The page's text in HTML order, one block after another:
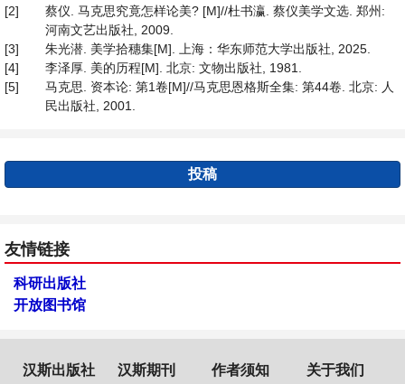
[2]
蔡仪. 马克思究竟怎样论美? [M]//杜书瀛. 蔡仪美学文选. 郑州:
河南文艺出版社, 2009.
[3]
朱光潜. 美学拾穗集[M]. 上海：华东师范大学出版社, 2025.
[4]
李泽厚. 美的历程[M]. 北京: 文物出版社, 1981.
[5]
马克思. 资本论: 第1卷[M]//马克思恩格斯全集: 第44卷. 北京: 人
民出版社, 2001.
投稿
友情链接
科研出版社
开放图书馆
汉斯出版社 汉斯期刊 作者须知 关于我们